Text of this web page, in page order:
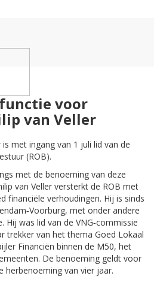
voor
van Veller
met ingang van 1 juli lid van de
(ROB).
met de benoeming van deze
van Veller versterkt de ROB met
financiële verhoudingen. Hij is sinds
met onder andere
Hij was lid van de VNG‑commissie
trekker van het thema Goed Lokaal
Financiën binnen de M50, het
De benoeming geldt voor
herbenoeming van vier jaar.